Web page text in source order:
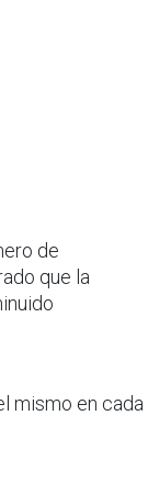
de
que la
mismo en cada